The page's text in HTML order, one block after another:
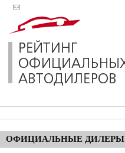
ОФИЦИАЛЬНЫЕ ДИЛЕРЫ